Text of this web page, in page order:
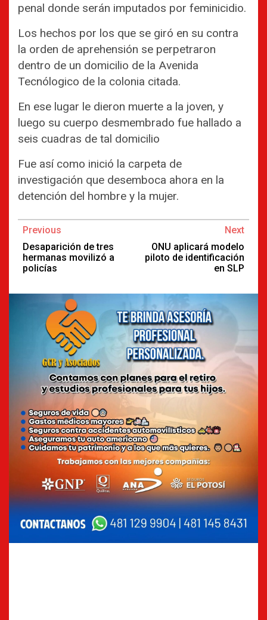
penal donde serán imputados por feminicidio.
Los hechos por los que se giró en su contra
la orden de aprehensión se perpetraron
dentro de un domicilio de la Avenida
Tecnólogico de la colonia citada.
En ese lugar le dieron muerte a la joven, y
luego su cuerpo desmembrado fue hallado a
seis cuadras de tal domicilio
Fue así como inició la carpeta de
investigación que desemboca ahora en la
detención del hombre y la mujer.
Continue
Reading
Previous
Desaparición de tres
hermanas movilizó a
policías
Next
ONU aplicará modelo
piloto de identificación
en SLP